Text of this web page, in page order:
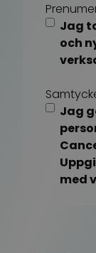
Jag
och
Jag
med